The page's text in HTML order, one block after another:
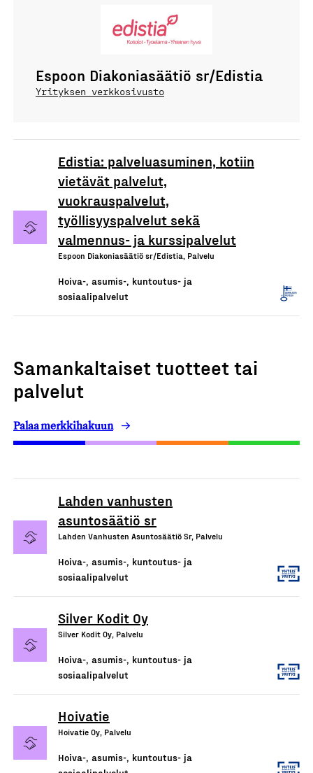
Espoon Diakoniasäätiö sr/Edistia
Yrityksen verkkosivusto
Edistia: palveluasuminen, kotiin
vietävät palvelut,
vuokrauspalvelut,
työllisyyspalvelut sekä
valmennus- ja kurssipalvelut
Espoon Diakoniasäätiö sr/Edistia, Palvelu
Hoiva-, asumis-, kuntoutus- ja
sosiaalipalvelut
Samankaltaiset tuotteet tai
palvelut
Palaa merkkihakuun
Lahden vanhusten
asuntosäätiö sr
Lahden Vanhusten Asuntosäätiö Sr, Palvelu
Hoiva-, asumis-, kuntoutus- ja
sosiaalipalvelut
Silver Kodit Oy
Silver Kodit Oy, Palvelu
Hoiva-, asumis-, kuntoutus- ja
sosiaalipalvelut
Hoivatie
Hoivatie Oy, Palvelu
Hoiva-, asumis-, kuntoutus- ja